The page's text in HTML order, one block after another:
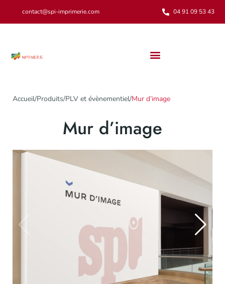
contact@spi-imprimerie.com 04 91 09 53 43
Accueil/Produits/PLV et évènementiel/Mur d’image
Mur d’image